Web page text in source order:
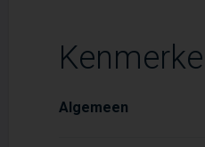
Algemeen